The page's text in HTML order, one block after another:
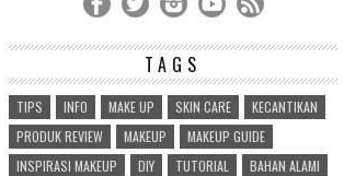
TAGS
TIPS INFO MAKE UP SKIN CARE
KECANTIKAN
PRODUK REVIEW
MAKEUP
MAKEUP GUIDE
INSPIRASI MAKEUP
DIY TUTORIAL
BAHAN ALAMI